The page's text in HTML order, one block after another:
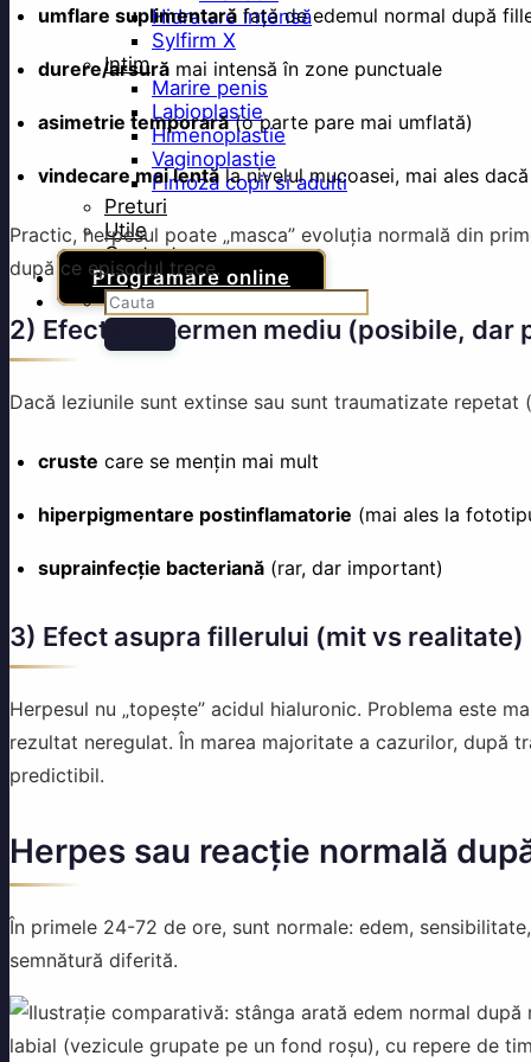
Hidratare intensă
Sylfirm X
Intim
Marire penis
Labioplastie
Himenoplastie
Vaginoplastie
Fimoza copii si adulti
Preturi
Utile
Contact
Programare online
umflare suplimentară față de edemul normal după
durere/arsură mai intensă în zone punctuale
asimetrie temporară(o parte pare mai umflată)
vindecare mai lentăla nivelul mucoasei, mai ales
Practic, herpesul poate „masca” evoluția normală din
după ce episodul trece.
2) Efecte pe termen mediu (posibile, dar
Dacă leziunile sunt extinse sau sunt traumatizate
cruste care se mențin mai mult
hiperpigmentare postinflamatorie (mai ales la
suprainfecție bacteriană (rar, dar important)
3) Efect asupra fillerului (mit vs realitate)
Herpesul nu „topește” acidul hialuronic. Problema este
rezultat neregulat. În marea majoritate a cazurilor, după
predictibil.
Herpes sau reacție normală
În primele 24-72 de ore, sunt normale: edem,
semnătură diferită.